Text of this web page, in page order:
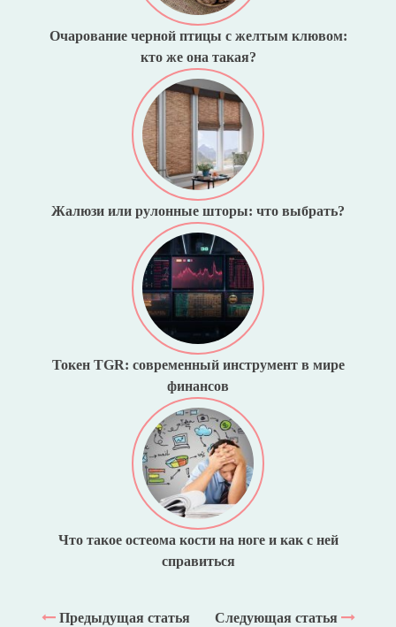
Очарование черной птицы с желтым клювом:
кто же она такая?
Жалюзи или рулонные шторы: что выбрать?
Токен TGR: современный инструмент в мире
финансов
Что такое остеома кости на ноге и как с ней
справиться
Предыдущая статья Следующая статья